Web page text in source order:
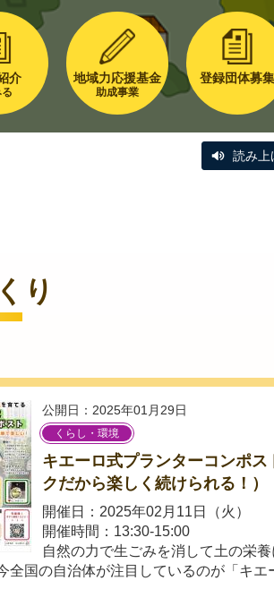
介 地域力応援基金
助成事業
登録団体募集
読み上
り
公開日：2025年01月29日
くらし・環境
キエーロ式プランターコンポス
クだから楽しく続けられる！）
開催日：2025年02月11日（火）
開催時間：13:30-15:00
自然の力で生ごみを消して土の栄養
全国の自治体が注目しているのが「キエ